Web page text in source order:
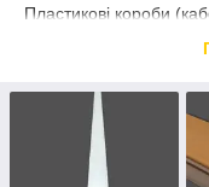
Пластикові короби
параметрами, міцністю,
канали отримали
монтажу, великому
вартості погонного
металевий короб).